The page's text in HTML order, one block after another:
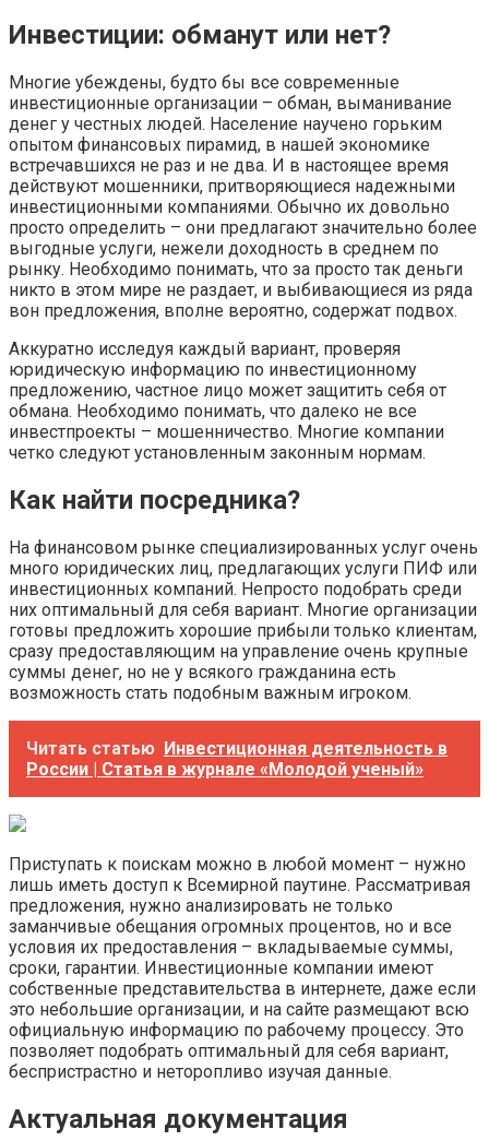
Инвестиции: обманут или нет?
Многие убеждены, будто бы все современные
инвестиционные организации – обман, выманивание
денег у честных людей. Население научено горьким
опытом финансовых пирамид, в нашей экономике
встречавшихся не раз и не два. И в настоящее время
действуют мошенники, притворяющиеся надежными
инвестиционными компаниями. Обычно их довольно
просто определить – они предлагают значительно более
выгодные услуги, нежели доходность в среднем по
рынку. Необходимо понимать, что за просто так деньги
никто в этом мире не раздает, и выбивающиеся из ряда
вон предложения, вполне вероятно, содержат подвох.
Аккуратно исследуя каждый вариант, проверяя
юридическую информацию по инвестиционному
предложению, частное лицо может защитить себя от
обмана. Необходимо понимать, что далеко не все
инвестпроекты – мошенничество. Многие компании
четко следуют установленным законным нормам.
Как найти посредника?
На финансовом рынке специализированных услуг очень
много юридических лиц, предлагающих услуги ПИФ или
инвестиционных компаний. Непросто подобрать среди
них оптимальный для себя вариант. Многие организации
готовы предложить хорошие прибыли только клиентам,
сразу предоставляющим на управление очень крупные
суммы денег, но не у всякого гражданина есть
возможность стать подобным важным игроком.
Читать статью Инвестиционная деятельность в
России | Статья в журнале «Молодой ученый»
Приступать к поискам можно в любой момент – нужно
лишь иметь доступ к Всемирной паутине. Рассматривая
предложения, нужно анализировать не только
заманчивые обещания огромных процентов, но и все
условия их предоставления – вкладываемые суммы,
сроки, гарантии. Инвестиционные компании имеют
собственные представительства в интернете, даже если
это небольшие организации, и на сайте размещают всю
официальную информацию по рабочему процессу. Это
позволяет подобрать оптимальный для себя вариант,
беспристрастно и неторопливо изучая данные.
Актуальная документация